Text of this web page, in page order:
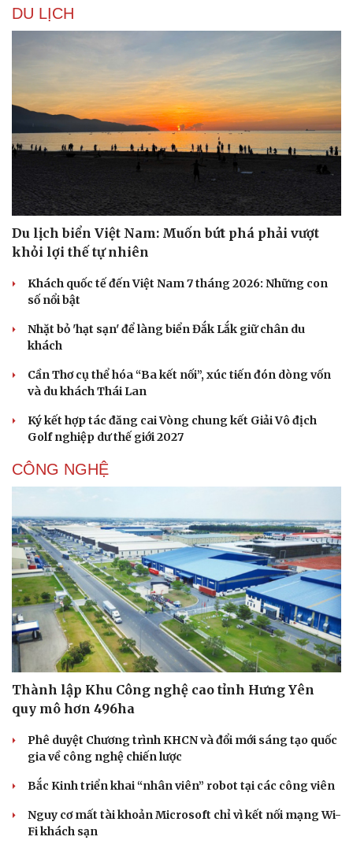
Sân khấu - Điện ảnh
Âm nhạc
Di sản
Giải trí
Sao Việt
DU LỊCH
Du lịch biển Việt Nam: Muốn bứt phá phải vượt
khỏi lợi thế tự nhiên
Khách quốc tế đến Việt Nam 7 tháng 2026: Những con
số nổi bật
Nhặt bỏ 'hạt sạn' để làng biển Đắk Lắk giữ chân du
khách
Cần Thơ cụ thể hóa “Ba kết nối”, xúc tiến đón dòng vốn
và du khách Thái Lan
Ký kết hợp tác đăng cai Vòng chung kết Giải Vô địch
Golf nghiệp dư thế giới 2027
CÔNG NGHỆ
Thành lập Khu Công nghệ cao tỉnh Hưng Yên
quy mô hơn 496ha
Phê duyệt Chương trình KHCN và đổi mới sáng tạo quốc
gia về công nghệ chiến lược
Bắc Kinh triển khai “nhân viên” robot tại các công viên
Nguy cơ mất tài khoản Microsoft chỉ vì kết nối mạng Wi-
Fi khách sạn